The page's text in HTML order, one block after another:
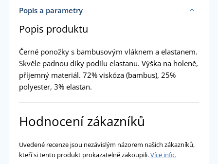
Popis a parametry
Popis produktu
Černé ponožky s bambusovým vláknem a elastanem.
Skvěle padnou díky podílu elastanu. Výška na holeně,
příjemný materiál. 72% viskóza (bambus), 25%
polyester, 3% elastan.
Hodnocení zákazníků
Uvedené recenze jsou nezávislým názorem našich zákazníků,
kteří si tento produkt prokazatelně zakoupili.Více info.